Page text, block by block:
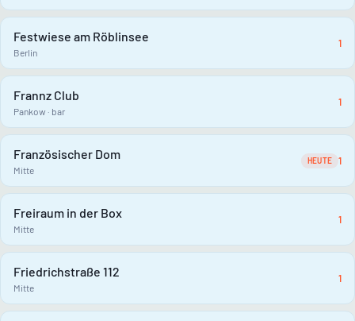
Festwiese am Röblinsee
Berlin
1
Frannz Club
Pankow · bar
1
Französischer Dom
Mitte
HEUTE 1
Freiraum in der Box
Mitte
1
Friedrichstraße 112
Mitte
1